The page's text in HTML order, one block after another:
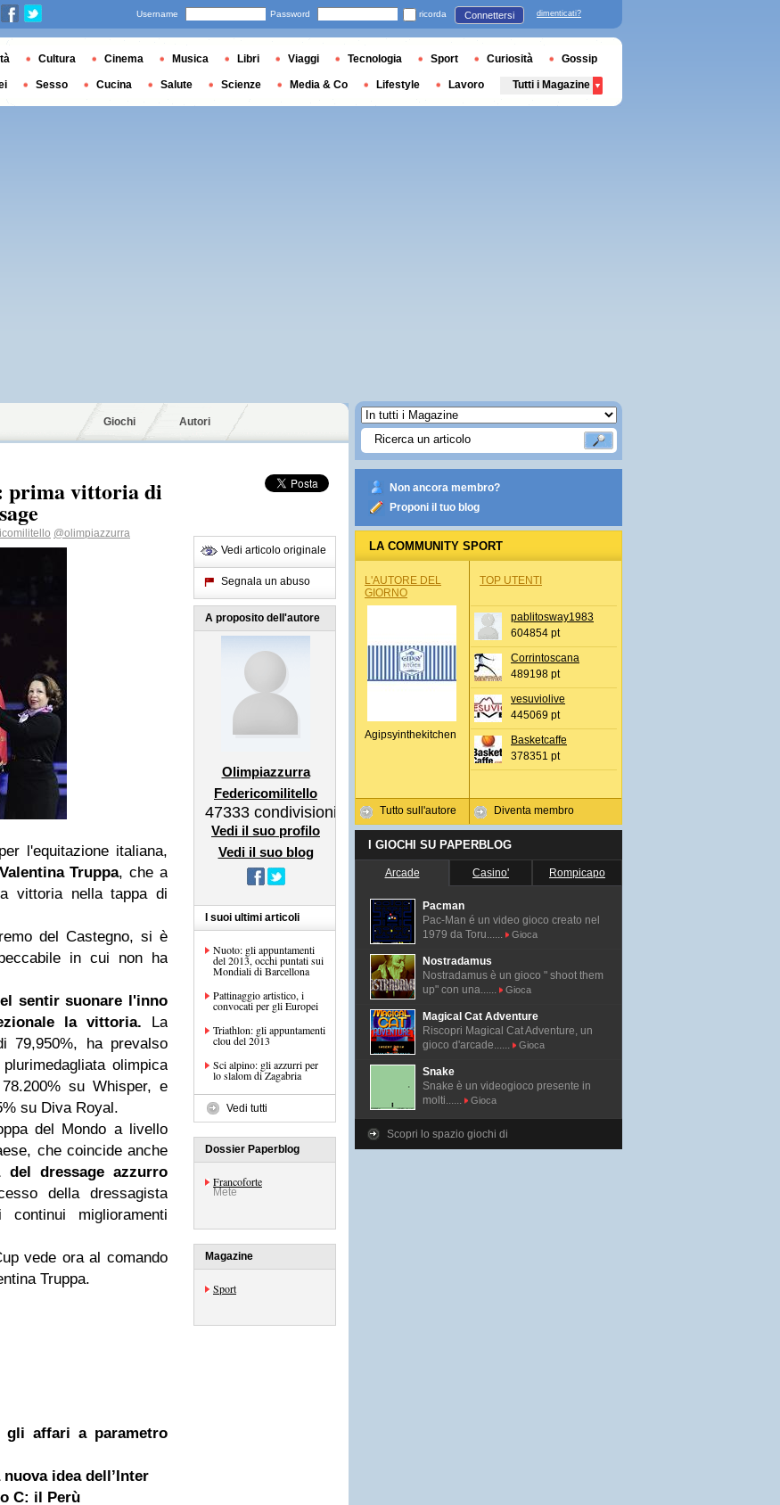
Giochi Autori
prima vittoria di
@olimpiazzurra
l'equitazione italiana,
Valentina Truppa, che a
vittoria nella tappa di
del Castegno, si è
in cui non ha
sentir suonare l'inno
la vittoria. La
79,950%, ha prevalso
olimpica
su Whisper, e
su Diva Royal.
del Mondo a livello
che coincide anche
dressage azzurro
della dressagista
miglioramenti
vede ora al comando
Truppa.
affari a parametro
idea dell’Inter
C: il Perù
Vedi articolo originale
Segnala un abuso
A proposito dell'autore
Olimpiazzurra
Federicomilitello
47333 condivisioni
Vedi il suo profilo
Vedi il suo blog
I suoi ultimi articoli
Nuoto: gli appuntamenti
del 2013, occhi puntati sui
Mondiali di Barcellona
Pattinaggio artistico, i
convocati per gli Europei
Triathlon: gli appuntamenti
clou del 2013
Sci alpino: gli azzurri per
lo slalom di Zagabria
Vedi tutti
Dossier Paperblog
Francoforte
Mete
Magazine
Sport
Non ancora membro?
Proponi il tuo blog
LA COMMUNITY SPORT
L'AUTORE DEL
GIORNO
Agipsyinthekitchen
Tutto sull'autore
TOP UTENTI
pablitosway1983
604854 pt
Corrintoscana
489198 pt
vesuviolive
445069 pt
Basketcaffe
378351 pt
Diventa membro
I GIOCHI SU PAPERBLOG
Arcade Casino' Rompicapo
Pacman
Pac-Man é un video gioco creato nel
1979 da Toru......
Gioca
Nostradamus
Nostradamus è un gioco " shoot them
up" con una......
Gioca
Magical Cat Adventure
Riscopri Magical Cat Adventure, un
gioco d'arcade......
Gioca
Snake
Snake è un videogioco presente in
molti......
Gioca
Scopri lo spazio giochi di
Username Password ricorda Connettersi dimenticati?
Cultura Cinema Musica Libri Viaggi Tecnologia Sport Curiosità Gossip
Sesso Cucina Salute Scienze Media & Co Lifestyle Lavoro Tutti i Magazine